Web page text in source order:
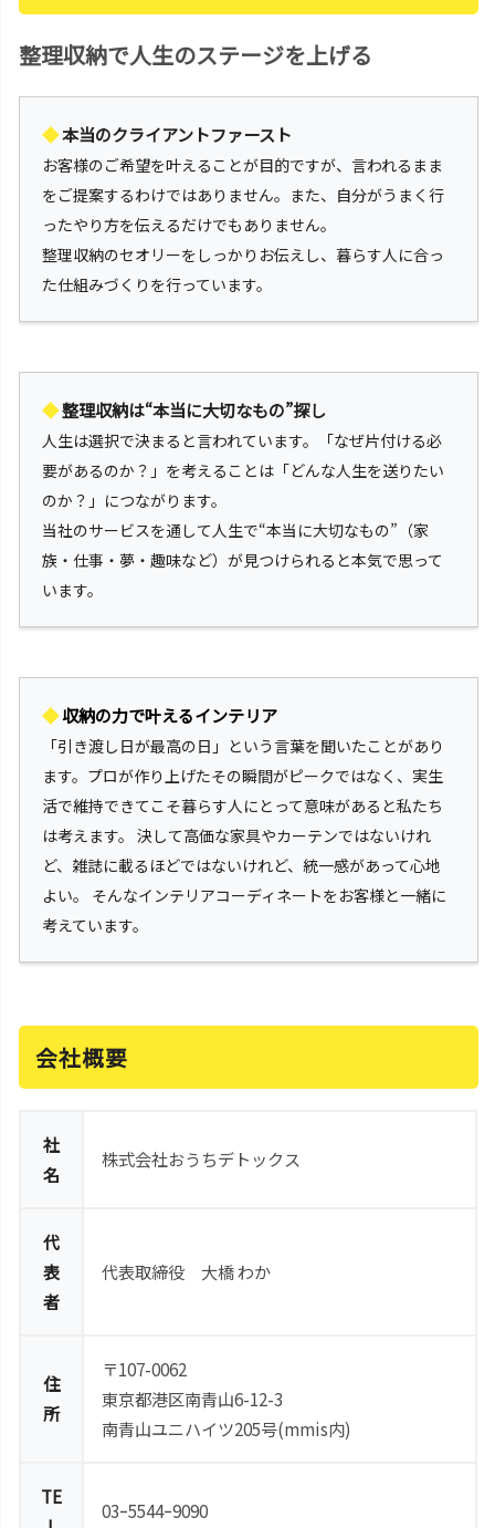
整理収納で人生のステージを上げる
◆本当のクライアントファースト
お客様のご希望を叶えることが目的ですが、言われるまま
をご提案するわけではありません。また、自分がうまく行
ったやり方を伝えるだけでもありません。
整理収納のセオリーをしっかりお伝えし、暮らす人に合っ
た仕組みづくりを行っています。
◆整理収納は“本当に大切なもの”探し
人生は選択で決まると言われています。「なぜ片付ける必
要があるのか？」を考えることは「どんな人生を送りたい
のか？」につながります。
当社のサービスを通して人生で“本当に大切なもの”（家
族・仕事・夢・趣味など）が見つけられると本気で思って
います。
◆収納の力で叶えるインテリア
「引き渡し日が最高の日」という言葉を聞いたことがあり
ます。 プロが作り上げたその瞬間がピークではなく、実生
活で維持できてこそ暮らす人にとって意味があると私たち
は考えます。 決して高価な家具やカーテンではないけれ
ど、雑誌に載るほどではないけれど、統一感があって心地
よい。 そんなインテリアコーディネートをお客様と一緒に
考えています。
会社概要
社
名
株式会社おうちデトックス
代
表
者
代表取締役 大橋 わか
住
所
〒107-0062
東京都港区南青山6-12-3
南青山ユニハイツ205号(mmis内)
TE
03ｰ5544ｰ9090